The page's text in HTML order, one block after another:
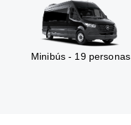
Minibús - 19 personas